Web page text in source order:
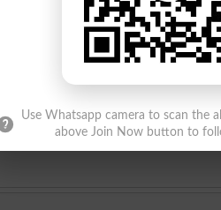
Use Whatsapp camera to scan the
above Join Now button to